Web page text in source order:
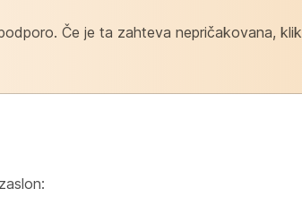
Če je ta zahteva nepričakovana,